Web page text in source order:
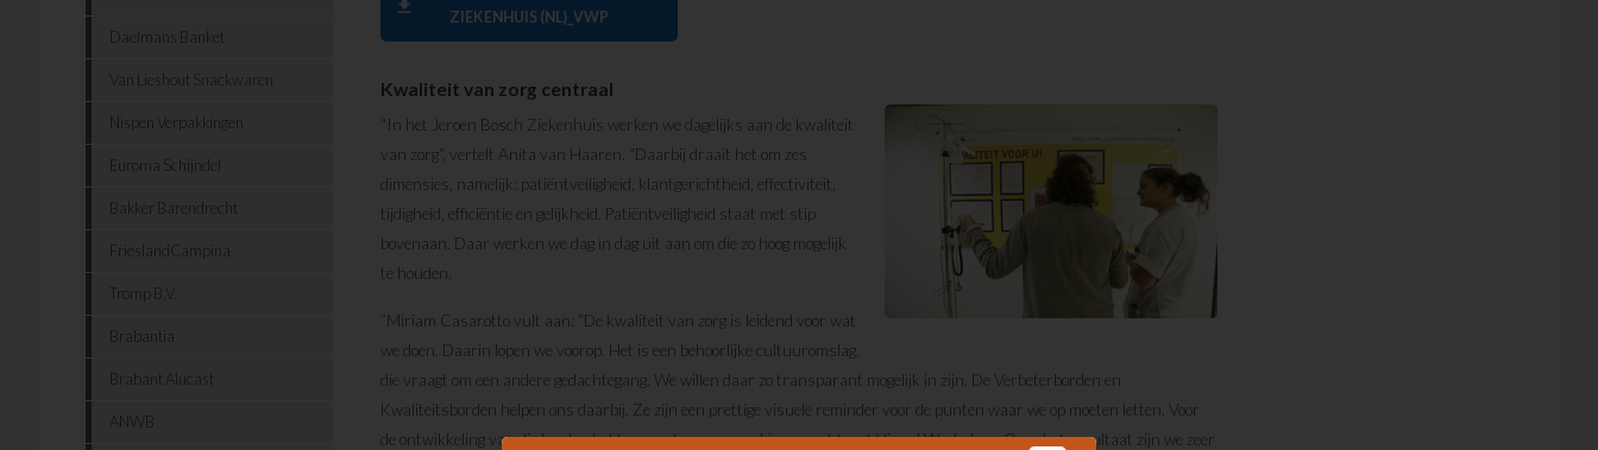
Daelmans Banket
Van Lieshout Snackwaren
Nispen Verpakkingen
Euroma Schijndel
Bakker Barendrecht
FrieslandCampina
Tromp B.V.
Brabantia
Brabant Alucast
ANWB
download
ZIEKENHUIS (NL)_VWP
Kwaliteit van zorg centraal
“In het Jeroen Bosch Ziekenhuis werken we dagelijks aan de kwaliteit
van zorg”, vertelt Anita van Haaren. “Daarbij draait het om zes
dimensies, namelijk: patiëntveiligheid, klantgerichtheid, effectiviteit,
tijdigheid, efficiëntie en gelijkheid. Patiëntveiligheid staat met stip
bovenaan. Daar werken we dag in dag uit aan om die zo hoog mogelijk
te houden.
”Miriam Casarotto vult aan: “De kwaliteit van zorg is leidend voor wat
we doen. Daarin lopen we voorop. Het is een behoorlijke cultuuromslag,
die vraagt om een andere gedachtegang. We willen daar zo transparant mogelijk in zijn. De Verbeterborden en
Kwaliteitsborden helpen ons daarbij. Ze zijn een prettige visuele reminder voor de punten waar we op moeten letten. Voor
de ontwikkeling van die borden hebben we de samenwerking gezocht met Visual Workplace. Over het resultaat zijn we zeer